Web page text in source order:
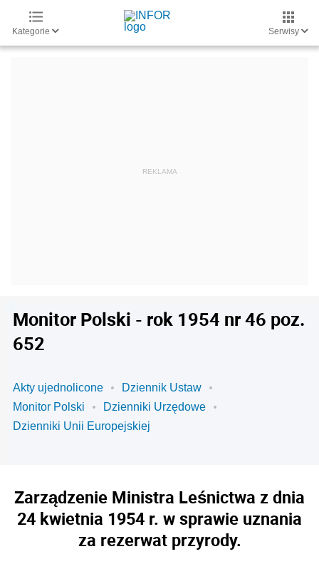
Kategorie Serwisy
Monitor Polski - rok 1954 nr 46 poz.
652
Akty ujednolicone
Dziennik Ustaw
Monitor Polski
Dzienniki Urzędowe
Dzienniki Unii Europejskiej
Zarządzenie Ministra Leśnictwa z dnia
24 kwietnia 1954 r. w sprawie uznania
za rezerwat przyrody.